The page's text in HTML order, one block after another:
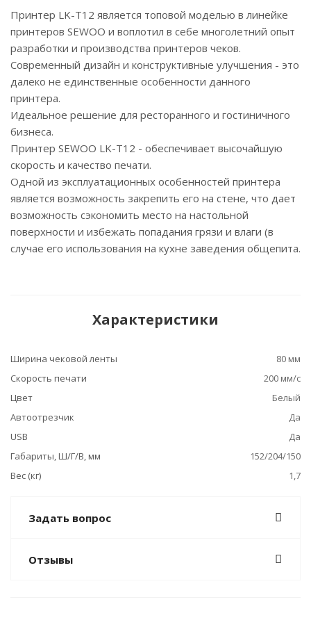
Принтер LK-T12 является топовой моделью в линейке
принтеров SEWOO и воплотил в себе многолетний опыт
разработки и производства принтеров чеков.
Современный дизайн и конструктивные улучшения - это
далеко не единственные особенности данного
принтера.
Идеальное решение для ресторанного и гостиничного
бизнеса.
Принтер SEWOO LK-T12 - обеспечивает высочайшую
скорость и качество печати.
Одной из эксплуатационных особенностей принтера
является возможность закрепить его на стене, что дает
возможность сэкономить место на настольной
поверхности и избежать попадания грязи и влаги (в
случае его использования на кухне заведения общепита.
Характеристики
Ширина чековой ленты
80 мм
Скорость печати
200 мм/с
Цвет
Белый
Автоотрезчик
Да
USB
Да
Габариты, Ш/Г/В, мм
152/204/150
Вес (кг)
1,7
Задать вопрос
Отзывы